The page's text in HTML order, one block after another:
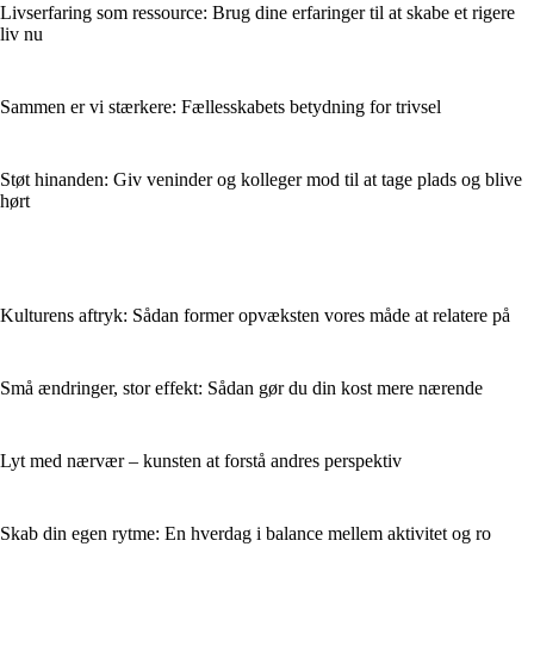
Livserfaring som ressource: Brug dine erfaringer til at skabe et rigere
liv nu
Sammen er vi stærkere: Fællesskabets betydning for trivsel
Støt hinanden: Giv veninder og kolleger mod til at tage plads og blive
hørt
Kulturens aftryk: Sådan former opvæksten vores måde at relatere på
Små ændringer, stor effekt: Sådan gør du din kost mere nærende
Lyt med nærvær – kunsten at forstå andres perspektiv
Skab din egen rytme: En hverdag i balance mellem aktivitet og ro